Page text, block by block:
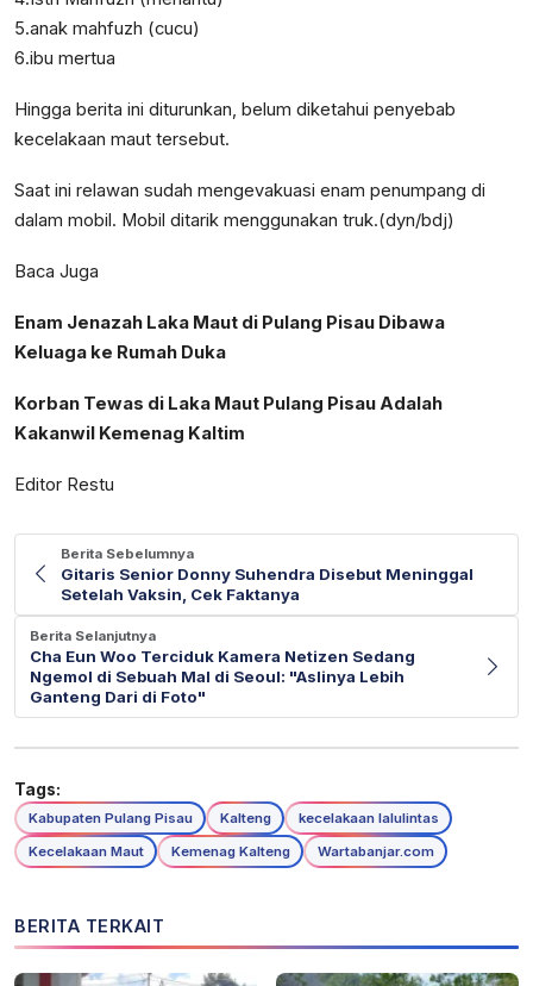
5.anak mahfuzh (cucu)
6.ibu mertua
Hingga berita ini diturunkan, belum diketahui penyebab
kecelakaan maut tersebut.
Saat ini relawan sudah mengevakuasi enam penumpang di
dalam mobil. Mobil ditarik menggunakan truk.(dyn/bdj)
Baca Juga
Enam Jenazah Laka Maut di Pulang Pisau Dibawa
Keluaga ke Rumah Duka
Korban Tewas di Laka Maut Pulang Pisau Adalah
Kakanwil Kemenag Kaltim
Editor Restu
Berita Sebelumnya
Gitaris Senior Donny Suhendra Disebut Meninggal
Setelah Vaksin, Cek Faktanya
Berita Selanjutnya
Cha Eun Woo Terciduk Kamera Netizen Sedang
Ngemol di Sebuah Mal di Seoul: "Aslinya Lebih
Ganteng Dari di Foto"
Tags:
Kabupaten Pulang Pisau Kalteng
kecelakaan lalulintas
Kecelakaan Maut
Kemenag Kalteng Wartabanjar.com
BERITA TERKAIT